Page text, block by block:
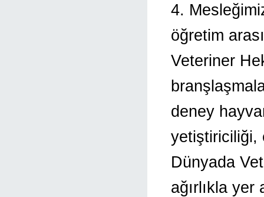
4.
öğretim
Veteriner
deney
yetiştiriciliği,
Dünyada
ağırlıkla